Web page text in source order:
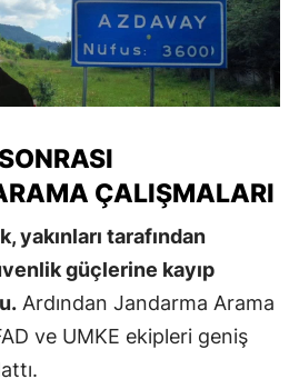
ÇALIŞMALARI
yakınları tarafından
güçlerine kayıp
Ardından Jandarma Arama
ve UMKE ekipleri geniş